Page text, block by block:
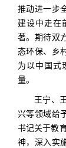
推动进一步
建设中走在
著。期待双
态环保、乡
为以中国式
量。
王宁、
兴等领域给
书记关于教
神，深入实